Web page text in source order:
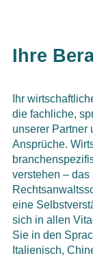
Ihre
Ihr
die fachliche,
unserer Partner
Ansprüche.
verstehen –
eine
sich in allen
Sie in den
Italienisch,